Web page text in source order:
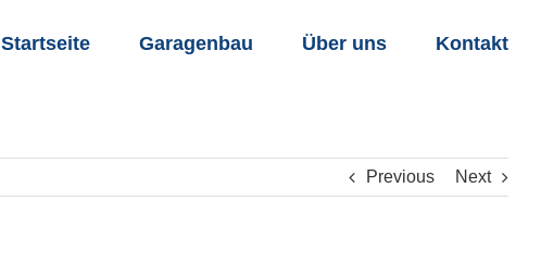
Startseite Garagenbau Über uns Kontakt
Previous Next